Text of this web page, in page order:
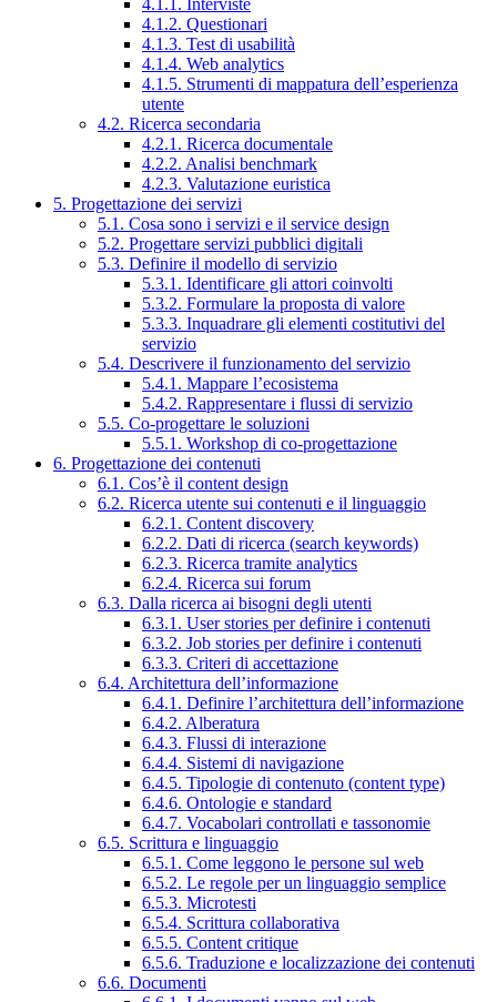
4.1.1. Interviste
4.1.2. Questionari
4.1.3. Test di usabilità
4.1.4. Web analytics
4.1.5. Strumenti di mappatura dell’esperienza
utente
4.2. Ricerca secondaria
4.2.1. Ricerca documentale
4.2.2. Analisi benchmark
4.2.3. Valutazione euristica
5. Progettazione dei servizi
5.1. Cosa sono i servizi e il service design
5.2. Progettare servizi pubblici digitali
5.3. Definire il modello di servizio
5.3.1. Identificare gli attori coinvolti
5.3.2. Formulare la proposta di valore
5.3.3. Inquadrare gli elementi costitutivi del
servizio
5.4. Descrivere il funzionamento del servizio
5.4.1. Mappare l’ecosistema
5.4.2. Rappresentare i flussi di servizio
5.5. Co-progettare le soluzioni
5.5.1. Workshop di co-progettazione
6. Progettazione dei contenuti
6.1. Cos’è il content design
6.2. Ricerca utente sui contenuti e il linguaggio
6.2.1. Content discovery
6.2.2. Dati di ricerca (search keywords)
6.2.3. Ricerca tramite analytics
6.2.4. Ricerca sui forum
6.3. Dalla ricerca ai bisogni degli utenti
6.3.1. User stories per definire i contenuti
6.3.2. Job stories per definire i contenuti
6.3.3. Criteri di accettazione
6.4. Architettura dell’informazione
6.4.1. Definire l’architettura dell’informazione
6.4.2. Alberatura
6.4.3. Flussi di interazione
6.4.4. Sistemi di navigazione
6.4.5. Tipologie di contenuto (content type)
6.4.6. Ontologie e standard
6.4.7. Vocabolari controllati e tassonomie
6.5. Scrittura e linguaggio
6.5.1. Come leggono le persone sul web
6.5.2. Le regole per un linguaggio semplice
6.5.3. Microtesti
6.5.4. Scrittura collaborativa
6.5.5. Content critique
6.5.6. Traduzione e localizzazione dei contenuti
6.6. Documenti